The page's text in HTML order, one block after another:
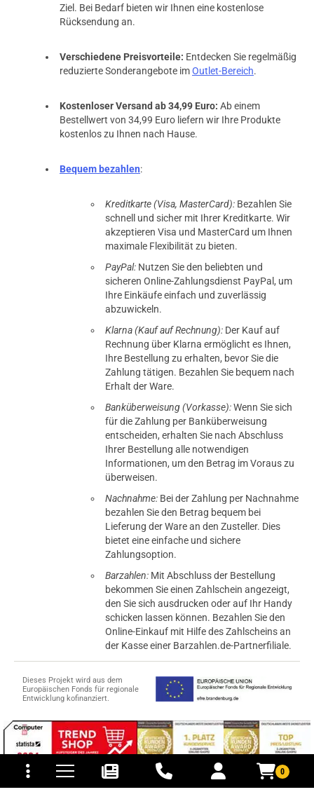
0
und Versandkosten
Ziel. Bei Bedarf bieten wir Ihnen eine kostenlose
Rücksendung an.
Verschiedene Preisvorteile: Entdecken Sie regelmäßig
reduzierte Sonderangebote imOutlet-Bereich.
Kostenloser Versand ab 34,99 Euro: Ab einem
Bestellwert von 34,99 Euro liefern wir Ihre Produkte
kostenlos zu Ihnen nach Hause.
Bequem bezahlen:
Kreditkarte (Visa, MasterCard): Bezahlen Sie
schnell und sicher mit Ihrer Kreditkarte. Wir
akzeptieren Visa und MasterCard um Ihnen
maximale Flexibilität zu bieten.
PayPal: Nutzen Sie den beliebten und
sicheren Online-Zahlungsdienst PayPal, um
Ihre Einkäufe einfach und zuverlässig
abzuwickeln.
Klarna (Kauf auf Rechnung): Der Kauf auf
Rechnung über Klarna ermöglicht es Ihnen,
Ihre Bestellung zu erhalten, bevor Sie die
Zahlung tätigen. Bezahlen Sie bequem nach
Erhalt der Ware.
Banküberweisung (Vorkasse):Wenn Sie sich
für die Zahlung per Banküberweisung
entscheiden, erhalten Sie nach Abschluss
Ihrer Bestellung alle notwendigen
Informationen, um den Betrag im Voraus zu
überweisen.
Nachnahme: Bei der Zahlung per Nachnahme
bezahlen Sie den Betrag bequem bei
Lieferung der Ware an den Zusteller. Dies
bietet eine einfache und sichere
Zahlungsoption.
Barzahlen: Mit Abschluss der Bestellung
bekommen Sie einen Zahlschein angezeigt,
den Sie sich ausdrucken oder auf Ihr Handy
schicken lassen können. Bezahlen Sie den
Online-Einkauf mit Hilfe des Zahlscheins an
der Kasse einer Barzahlen.de-Partnerfiliale.
Dieses Projekt wird aus dem
Europäischen Fonds für regionale
Entwicklung kofinanziert.
© 2015-2026 PB-ViGoods GmbH